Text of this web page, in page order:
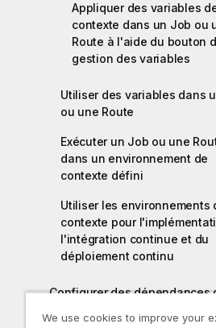
Appliquer des variables
contexte dans un Job ou
Route à l'aide du bouton
gestion des variables
Utiliser des variables dans
ou une Route
Exécuter un Job ou une
dans un environnement de
contexte défini
Utiliser les environnements
contexte pour
l'intégration continue et du
déploiement continu
Configurer des dépendances
We use cookies to improve your